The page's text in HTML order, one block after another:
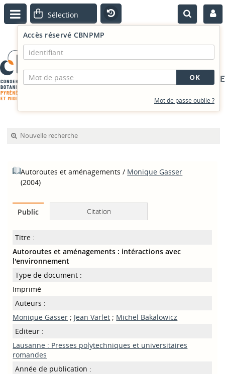
PORTAIL DOCUMENTAIRE
Accès réservé CBNPMP
Mot de passe oublié ?
Nouvelle recherche
Autoroutes et aménagements / Monique Gasser
(2004)
Public Citation
Titre :
Autoroutes et aménagements : intéractions avec
l'environnement
Type de document :
Imprimé
Auteurs :
Monique Gasser ; Jean Varlet ; Michel Bakalowicz
Editeur :
Lausanne : Presses polytechniques et universitaires
romandes
Année de publication :